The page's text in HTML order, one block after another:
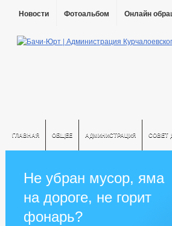
Новости Фотоальбом Онлайн
ГЛАВНАЯ ОБЩЕЕ АДМИНИСТРАЦИЯ СОВЕТ
Не убран мусор, яма
на дороге, не горит
фонарь?